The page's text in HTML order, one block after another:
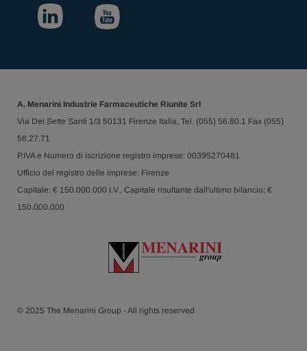
A. Menarini Industrie Farmaceutiche Riunite Srl
Via Dei Sette Santi 1/3 50131 Firenze Italia, Tel. (055) 56.80.1 Fax (055)
58.27.71
P.IVA e Numero di iscrizione registro imprese: 00395270481
Ufficio del registro delle imprese: Firenze
Capitale: € 150.000.000 I.V., Capitale risultante dall'ultimo bilancio: €
150.000.000
© 2025 The Menarini Group - All rights reserved